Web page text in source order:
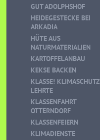
GUT ADOLPHSHOF
HEIDEGESTECKE BEI
ARKADIA
HÜTE AUS
NATURMATERIALIEN
KARTOFFELANBAU
KEKSE BACKEN
KLASSE! KLIMASCHUTZ
LEHRTE
KLASSENFAHRT
OTTERNDORF
KLASSENFEIERN
KLIMADIENSTE